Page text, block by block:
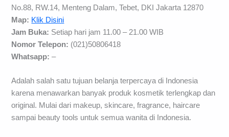
No.88, RW.14, Menteng Dalam, Tebet, DKI Jakarta 12870
Map: Klik Disini
Jam Buka: Setiap hari jam 11.00 – 21.00 WIB
Nomor Telepon: (021)50806418
Whatsapp:–
Adalah salah satu tujuan belanja terpercaya di Indonesia
karena menawarkan banyak produk kosmetik terlengkap dan
original. Mulai dari makeup, skincare, fragrance, haircare
sampai beauty tools untuk semua wanita di Indonesia.